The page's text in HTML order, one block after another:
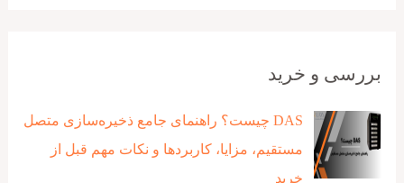
بررسی و خرید
DAS چیست؟ راهنمای جامع ذخیره‌سازی متصل
مستقیم، مزایا، کاربردها و نکات مهم قبل از
خرید